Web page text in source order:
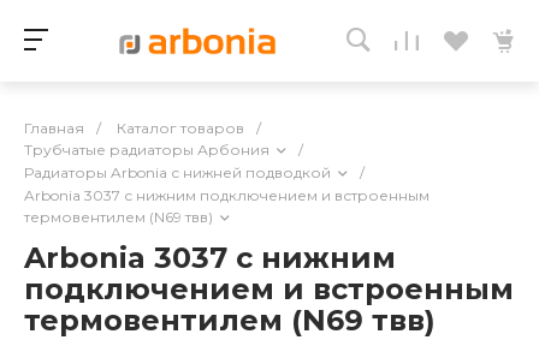
Главная / Каталог товаров
/
Трубчатые радиаторы Арбония
/
Радиаторы Arbonia с нижней подводкой
/
Arbonia 3037 с нижним подключением и встроенным
термовентилем (N69 твв)
Arbonia 3037 с нижним
подключением и встроенным
термовентилем (N69 твв)